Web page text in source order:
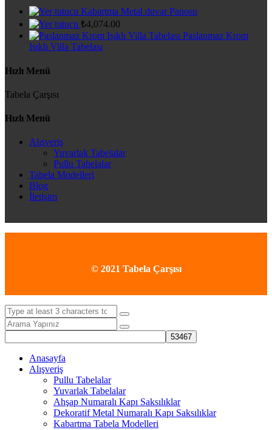
Kabartma Metal duvar Panosu
₺4,074.00
Paslanmaz Krom
Işıklı Villa Tabelası
Hızlı Menü
Tabela Çarşısı
Hızlı Menü
Alışveriş
Yuvarlak Tabelalar
Pullu Tabelalar
Tabela Modelleri
Blog
İletişim
© 2021 Tabela Çarşısı
Anasayfa
Alışveriş
Pullu Tabelalar
Yuvarlak Tabelalar
Ahşap Numaralı Kapı Saksılıklar
Dekoratif Metal Numaralı Kapı Saksılıklar
Kabartma Tabela Modelleri